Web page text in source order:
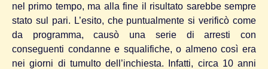
nel primo tempo, ma alla fine il risultato sarebbe sempre
stato sul pari. L’esito, che puntualmente si verificò come
da programma, causò una serie di arresti con
conseguenti condanne e squalifiche, o almeno così era
nei giorni di tumulto dell’inchiesta. Infatti, circa 10 anni